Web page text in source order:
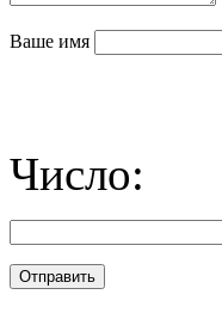
Ваше имя
Число: